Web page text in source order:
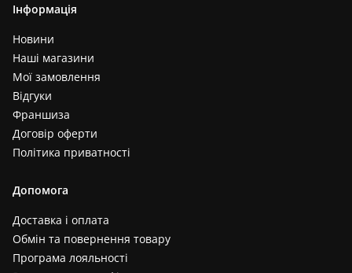
Інформація
Новини
Наші магазини
Мої замовлення
Відгуки
Франшиза
Договір оферти
Політика приватності
Допомога
Доставка і оплата
Обмін та повернення товару
Програма лояльності